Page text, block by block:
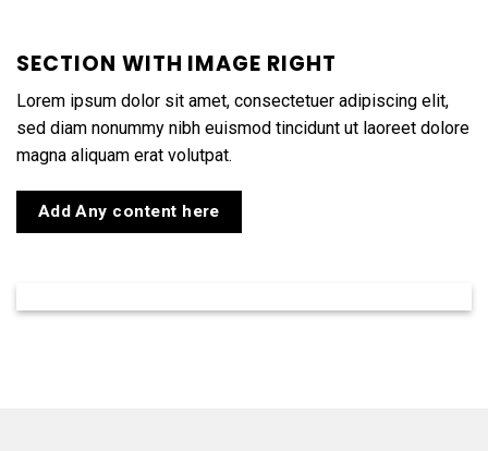
SECTION WITH IMAGE RIGHT
Lorem ipsum dolor sit amet, consectetuer adipiscing elit,
sed diam nonummy nibh euismod tincidunt ut laoreet dolore
magna aliquam erat volutpat.
Add Any content here